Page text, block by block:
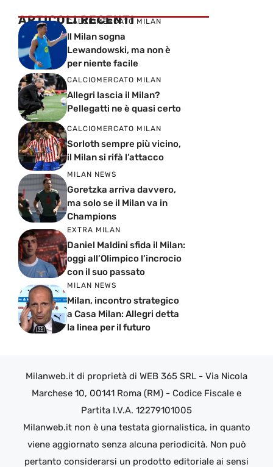
ARTICOLI RECENTI
CALCIOMERCATO MILAN
Il Milan sogna
Lewandowski, ma non è
per niente facile
CALCIOMERCATO MILAN
Allegri lascia il Milan?
Pellegatti ne è quasi certo
CALCIOMERCATO MILAN
Sorloth sempre più vicino,
il Milan si rifà l’attacco
MILAN NEWS
Goretzka arriva davvero,
ma solo se il Milan va in
Champions
EXTRA MILAN
Daniel Maldini sfida il Milan:
oggi all’Olimpico l’incrocio
con il suo passato
MILAN NEWS
Milan, incontro strategico
a Casa Milan: Allegri detta
la linea per il futuro
Milanweb.it di proprietà di WEB 365 SRL - Via Nicola
Marchese 10, 00141 Roma (RM) - Codice Fiscale e
Partita I.V.A. 12279101005
Milanweb.it non è una testata giornalistica, in quanto
viene aggiornato senza alcuna periodicità. Non può
pertanto considerarsi un prodotto editoriale ai sensi